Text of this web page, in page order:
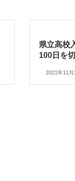
県立高校
100日を
2021年11月